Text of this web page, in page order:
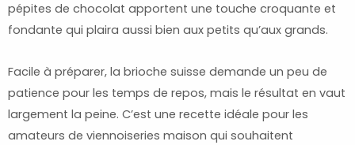
pépites de chocolat apportent une touche croquante et
fondante qui plaira aussi bien aux petits qu’aux grands.
Facile à préparer, la brioche suisse demande un peu de
patience pour les temps de repos, mais le résultat en vaut
largement la peine. C’est une recette idéale pour les
amateurs de viennoiseries maison qui souhaitent